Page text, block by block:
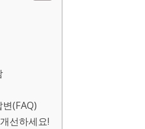
(FAQ)
선하세요!